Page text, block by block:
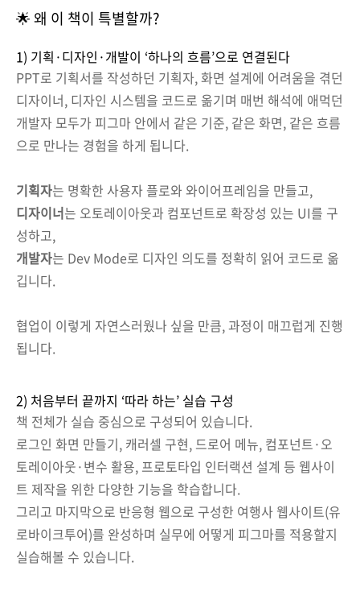
🌟 왜 이 책이 특별할까?
1) 기획·디자인·개발이 ‘하나의 흐름’으로 연결된다
PPT로 기획서를 작성하던 기획자, 화면 설계에 어려움을 겪던
디자이너, 디자인 시스템을 코드로 옮기며 매번 해석에 애먹던
개발자 모두가 피그마 안에서 같은 기준, 같은 화면, 같은 흐름
으로 만나는 경험을 하게 됩니다.
기획자는 명확한 사용자 플로와 와이어프레임을 만들고,
디자이너는 오토레이아웃과 컴포넌트로 확장성 있는 UI를 구
성하고,
개발자는 Dev Mode로 디자인 의도를 정확히 읽어 코드로 옮
깁니다.
협업이 이렇게 자연스러웠나 싶을 만큼, 과정이 매끄럽게 진행
됩니다.
2) 처음부터 끝까지 ‘따라 하는’ 실습 구성
책 전체가 실습 중심으로 구성되어 있습니다.
로그인 화면 만들기, 캐러셀 구현, 드로어 메뉴, 컴포넌트·오
토레이아웃·변수 활용, 프로토타입 인터랙션 설계 등 웹사이
트 제작을 위한 다양한 기능을 학습합니다.
그리고 마지막으로 반응형 웹으로 구성한 여행사 웹사이트(유
로바이크투어)를 완성하며 실무에 어떻게 피그마를 적용할지
실습해볼 수 있습니다.